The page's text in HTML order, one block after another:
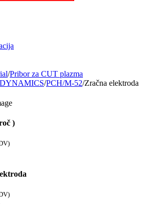
/Pribor za CUT plazma
/PCH/M-52/Zračna elektroda
)